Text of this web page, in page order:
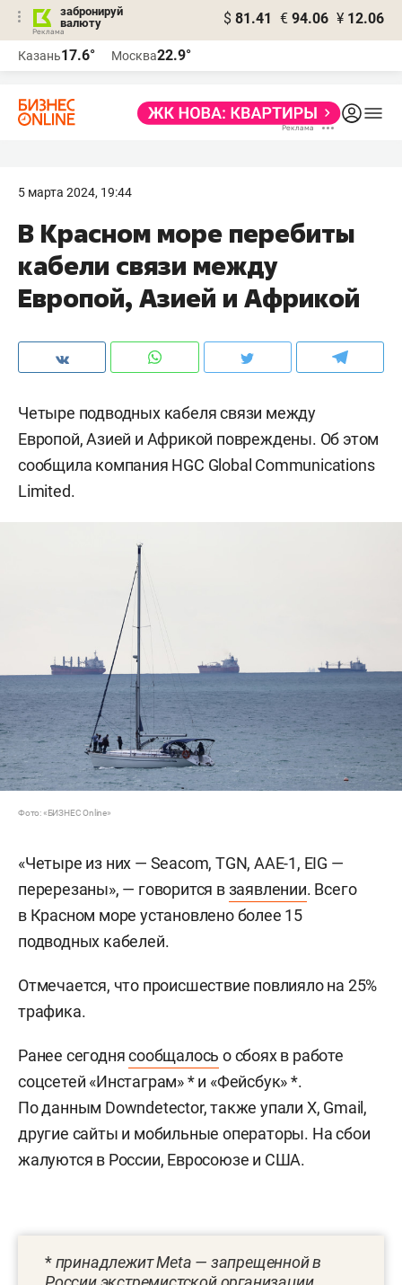
забронируй
валюту
$ 81.41 € 94.06 ¥ 12.06
Казань17.6° Москва22.9°
5 марта 2024, 19:44
В Красном море перебиты
кабели связи между
Европой, Азией и Африкой
Четыре подводных кабеля связи между
Европой, Азией и Африкой повреждены. Об этом
сообщила компания HGC Global Communications
Limited.
Фото: «БИЗНЕС Online»
«Четыре из них — Seacom, TGN, AAE-1, EIG —
перерезаны», — говорится взаявлении. Всего
в Красном море установлено более 15
подводных кабелей.
Отмечается, что происшествие повлияло на 25%
трафика.
Ранее сегоднясообщалось о сбоях в работе
соцсетей «Инстаграм» * и «Фейсбук» *.
По данным Downdetector, также упали Х, Gmail,
другие сайты и мобильные операторы. На сбои
жалуются в России, Евросоюзе и США.
*принадлежит Meta — запрещенной в